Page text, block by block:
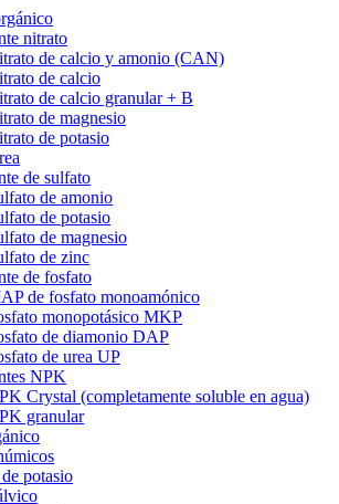
nitrato
de calcio y amonio (CAN)
de calcio
de calcio granular + B
de magnesio
de potasio
de sulfato
de amonio
de potasio
de magnesio
de zinc
de fosfato
de fosfato monoamónico
monopotásico MKP
de diamonio DAP
de urea UP
NPK
Crystal (completamente soluble en agua)
granular
potasio